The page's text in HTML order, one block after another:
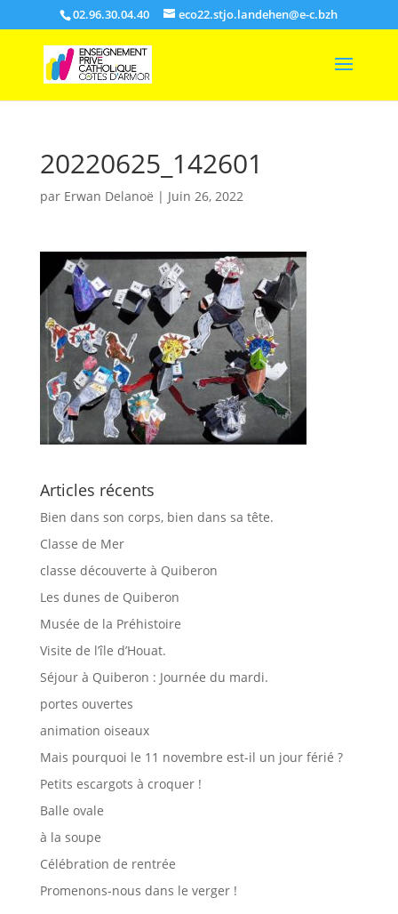
02.96.30.04.40 eco22.stjo.landehen@e-c.bzh
20220625_142601
par Erwan Delanoë | Juin 26, 2022
Articles récents
Bien dans son corps, bien dans sa tête.
Classe de Mer
classe découverte à Quiberon
Les dunes de Quiberon
Musée de la Préhistoire
Visite de l’île d’Houat.
Séjour à Quiberon : Journée du mardi.
portes ouvertes
animation oiseaux
Mais pourquoi le 11 novembre est-il un jour férié ?
Petits escargots à croquer !
Balle ovale
à la soupe
Célébration de rentrée
Promenons-nous dans le verger !